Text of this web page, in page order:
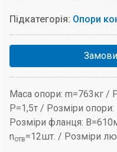
Підкатегорія: Опори
Маса опори: m=763кг /
P=1,5т / Розміри
Розміри фланця:
nотв=12шт. / Розміри